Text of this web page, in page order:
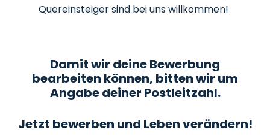
Quereinsteiger sind bei uns willkommen!
Damit wir deine Bewerbung
bearbeiten können, bitten wir um
Angabe deiner Postleitzahl.
Jetzt bewerben und Leben verändern!